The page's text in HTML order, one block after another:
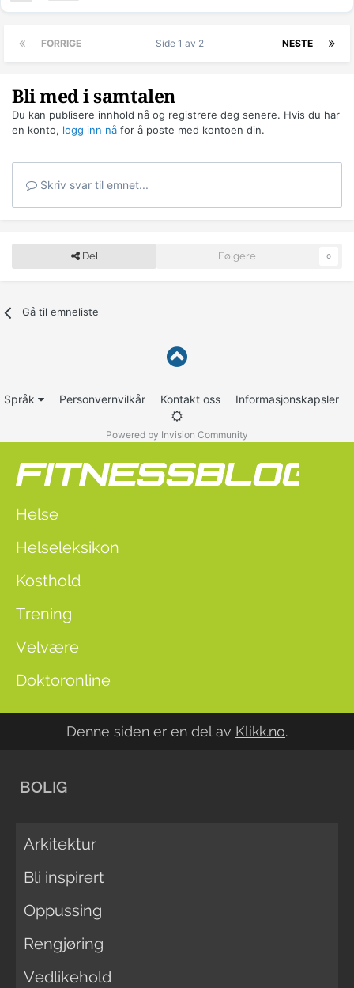
FORRIGE NESTE
Side 1 av 2
Bli med i samtalen
Du kan publisere innhold nå og registrere deg senere. Hvis du har
en konto, logg inn nå for å poste med kontoen din.
Skriv svar til emnet...
Del Følgere 0
Gå til emneliste
Språk Personvernvilkår Kontakt oss Informasjonskapsler
Powered by Invision Community
Helse
Helseleksikon
Kosthold
Trening
Velvære
Doktoronline
Denne siden er en del av Klikk.no.
BOLIG
Arkitektur
Bli inspirert
Oppussing
Rengjøring
Vedlikehold